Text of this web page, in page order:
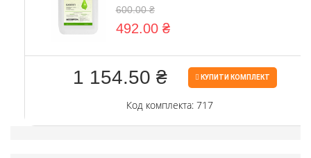
600.00 ₴
492.00 ₴
Код комплекта: 717
1 154.50 ₴ КУПИТИ КОМПЛЕКТ